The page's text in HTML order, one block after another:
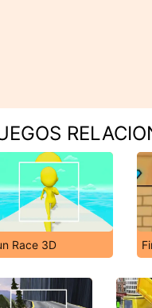
Race 3D